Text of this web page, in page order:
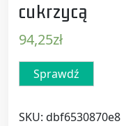
cukrzycą
94,25zł
Sprawdź
SKU: dbf6530870e8